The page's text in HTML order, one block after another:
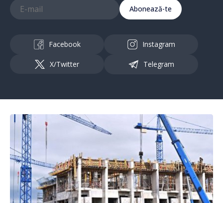
Abonează-te
Facebook Instagram
X/Twitter Telegram